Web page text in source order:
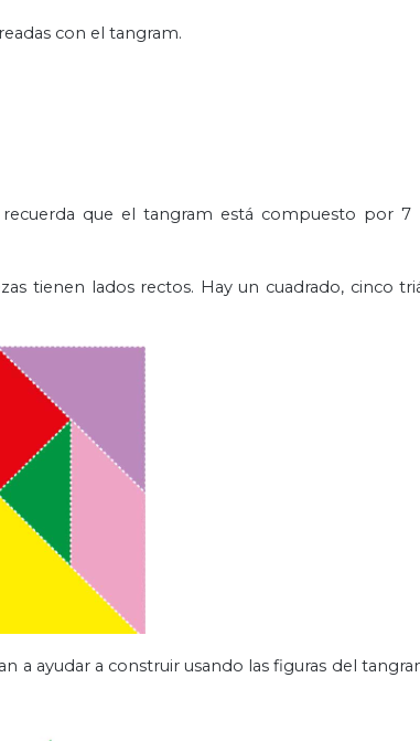
con el tangram.
que el tangram está compuesto por 7
tienen lados rectos. Hay un cuadrado, cinco
a ayudar a construir usando las figuras del